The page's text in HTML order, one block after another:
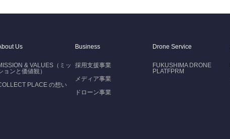
Us
& VALUES（ミッ
ョンと価値観）
PLACE の想い
Business
採用支援事業
メディア事業
ドローン事業
Drone Service
FUKUSHIMA DRONE
PLATFPRM